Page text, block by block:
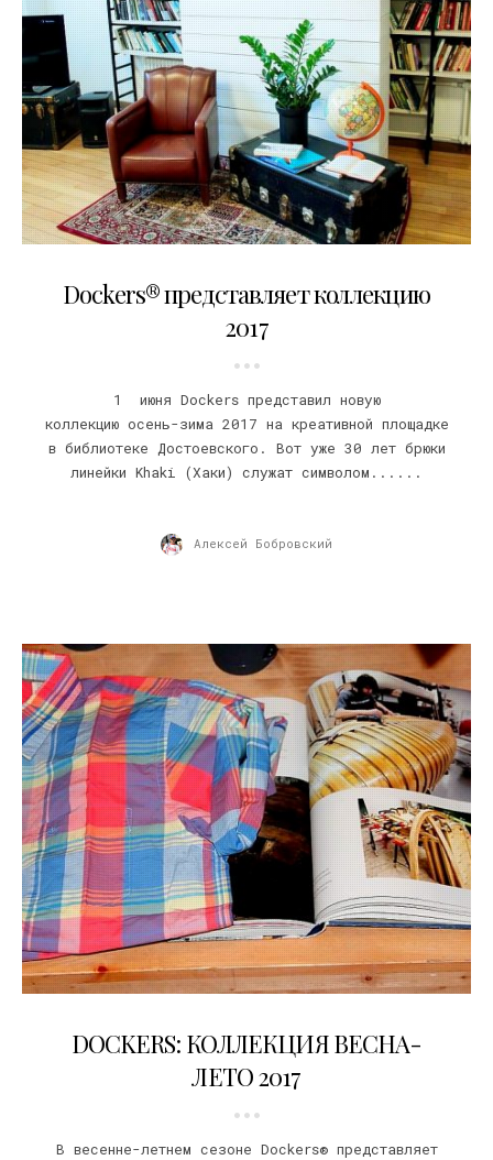
Dockers® представляет коллекцию
2017
1 июня Dockers представил новую
коллекцию осень-зима 2017 на креативной площадке
в библиотеке Достоевского. Вот уже 30 лет брюки
линейки Khaki (Хаки) служат символом......
Алексей Бобровский
DOCKERS: КОЛЛЕКЦИЯ ВЕСНА-
ЛЕТО 2017
В весенне-летнем сезоне Dockers® представляет